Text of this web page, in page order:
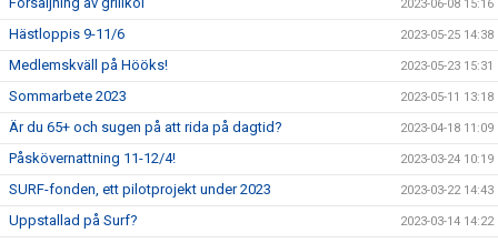
2023-06-08 15:16
Hästloppis 9-11/6 2023-05-25 14:38
Medlemskväll på Hööks! 2023-05-23 15:31
Sommarbete 2023 2023-05-11 13:18
Är du 65+ och sugen på att rida på dagtid? 2023-04-18 11:09
Påskövernattning 11-12/4! 2023-03-24 10:19
SURF-fonden, ett pilotprojekt under 2023 2023-03-22 14:43
Uppstallad på Surf? 2023-03-14 14:22